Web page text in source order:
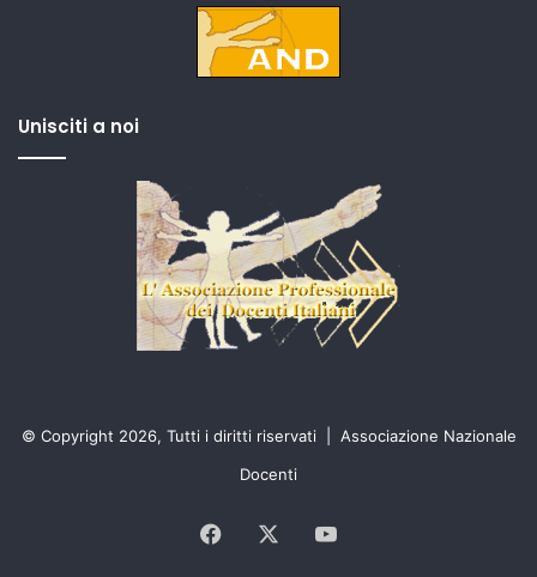
Unisciti a noi
© Copyright 2026, Tutti i diritti riservati | Associazione Nazionale
Docenti
Facebook